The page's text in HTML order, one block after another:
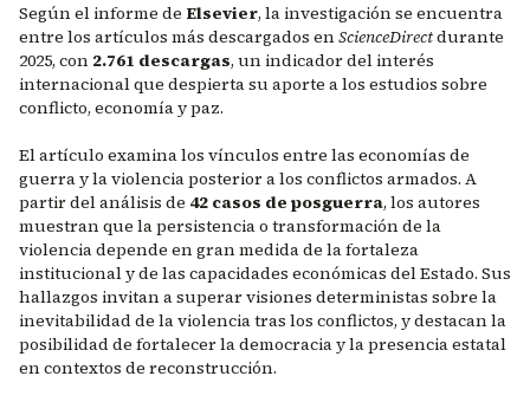
Según el informe de Elsevier, la investigación se encuentra
entre los artículos más descargados enScienceDirectdurante
2025, con 2.761 descargas, un indicador del interés
internacional que despierta su aporte a los estudios sobre
conflicto, economía y paz.
El artículo examina los vínculos entre las economías de
guerra y la violencia posterior a los conflictos armados. A
partir del análisis de 42 casos de posguerra, los autores
muestran que la persistencia o transformación de la
violencia depende en gran medida de la fortaleza
institucional y de las capacidades económicas del Estado. Sus
hallazgos invitan a superar visiones deterministas sobre la
inevitabilidad de la violencia tras los conflictos, y destacan la
posibilidad de fortalecer la democracia y la presencia estatal
en contextos de reconstrucción.